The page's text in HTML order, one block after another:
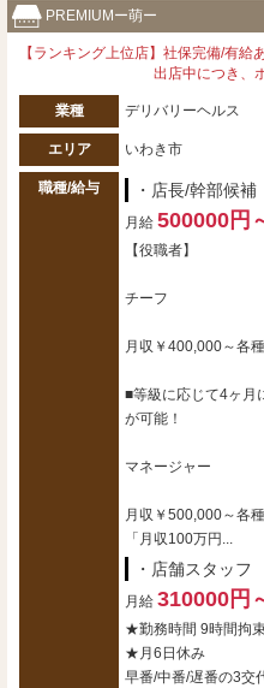
PREMIUMー萌ー
【ランキング上位店】社保完備/有
出店中につき、
業種 デリバリーヘルス
エリア いわき市
職種/給与 ・店長/幹部候補
月給 500000円
【役職者】
チーフ
月収￥400,000～各
■等級に応じて4ヶ月
が可能！
マネージャー
月収￥500,000～各
「月収100万円...
・店舗スタッフ
月給 310000円
★勤務時間 9時間拘
★月6日休み
早番/中番/遅番の3交